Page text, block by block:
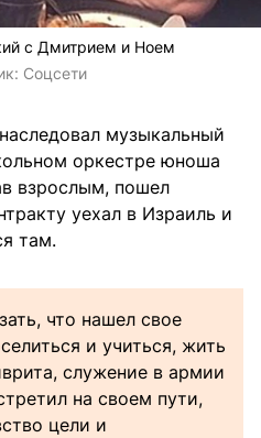
с Дмитрием и Ноем
Соцсети
музыкальный
оркестре юноша
взрослым, пошел
уехал в Израиль и
там.
что нашел свое
и учиться, жить
служение в армии
на своем пути,
цели и